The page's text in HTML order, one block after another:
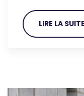
LIRE LA SUITE